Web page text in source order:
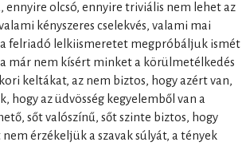
ennyire olcsó, ennyire triviális nem lehet az
kényszeres cselekvés, valami mai
a felriadó lelkiismeretet megpróbáljuk ismét
már nem kísért minket a körülmetélkedés
keltákat, az nem biztos, hogy azért van,
hogy az üdvösség kegyelemből van a
sőt valószínű, sőt szinte biztos, hogy
érzékeljük a szavak súlyát, a tények